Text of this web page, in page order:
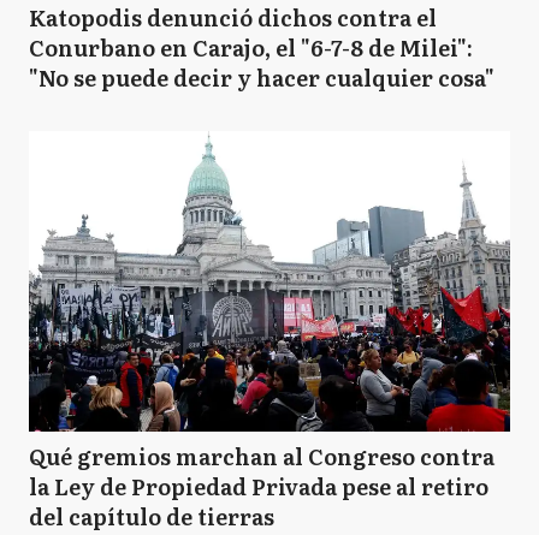
Katopodis denunció dichos contra el
Conurbano en Carajo, el "6-7-8 de Milei":
"No se puede decir y hacer cualquier cosa"
Qué gremios marchan al Congreso contra
la Ley de Propiedad Privada pese al retiro
del capítulo de tierras